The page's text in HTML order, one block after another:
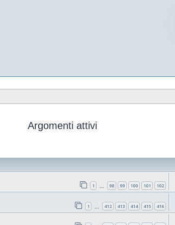
Argomenti attivi
1 98 99 100 101 102
1 412 413 414 415 416